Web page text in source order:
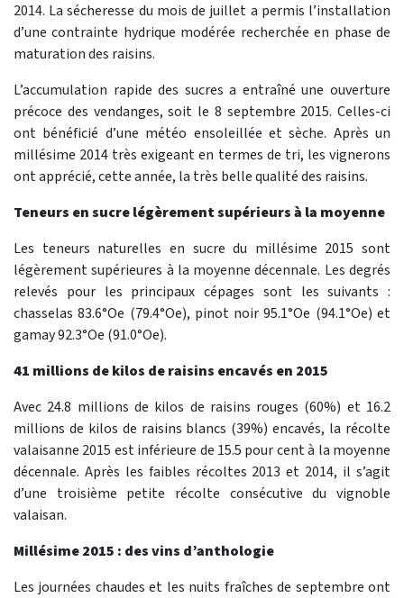
2014. La sécheresse du mois de juillet a permis l’installation
d’une contrainte hydrique modérée recherchée en phase de
maturation des raisins.
L’accumulation rapide des sucres a entraîné une ouverture
précoce des vendanges, soit le 8 septembre 2015. Celles-ci
ont bénéficié d’une météo ensoleillée et sèche. Après un
millésime 2014 très exigeant en termes de tri, les vignerons
ont apprécié, cette année, la très belle qualité des raisins.
Teneurs en sucre légèrement supérieurs à la moyenne
Les teneurs naturelles en sucre du millésime 2015 sont
légèrement supérieures à la moyenne décennale. Les degrés
relevés pour les principaux cépages sont les suivants :
chasselas 83.6°Oe (79.4°Oe), pinot noir 95.1°Oe (94.1°Oe) et
gamay 92.3°Oe (91.0°Oe).
41 millions de kilos de raisins encavés en 2015
Avec 24.8 millions de kilos de raisins rouges (60%) et 16.2
millions de kilos de raisins blancs (39%) encavés, la récolte
valaisanne 2015 est inférieure de 15.5 pour cent à la moyenne
décennale. Après les faibles récoltes 2013 et 2014, il s’agit
d’une troisième petite récolte consécutive du vignoble
valaisan.
Millésime 2015 : des vins d’anthologie
Les journées chaudes et les nuits fraîches de septembre ont